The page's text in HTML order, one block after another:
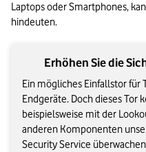
Laptops oder Smartphones,
hindeuten.
Erhöhen Sie die
Ein mögliches Einfallstor für
Endgeräte. Doch dieses Tor
beispielsweise mit der
anderen Komponenten
Security Service